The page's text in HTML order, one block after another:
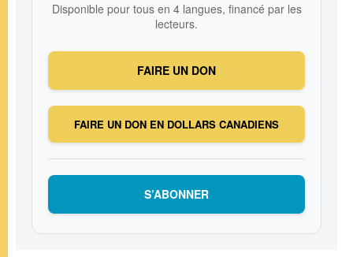
Disponible pour tous en 4 langues, financé par les
lecteurs.
FAIRE UN DON
FAIRE UN DON EN DOLLARS CANADIENS
S’ABONNER